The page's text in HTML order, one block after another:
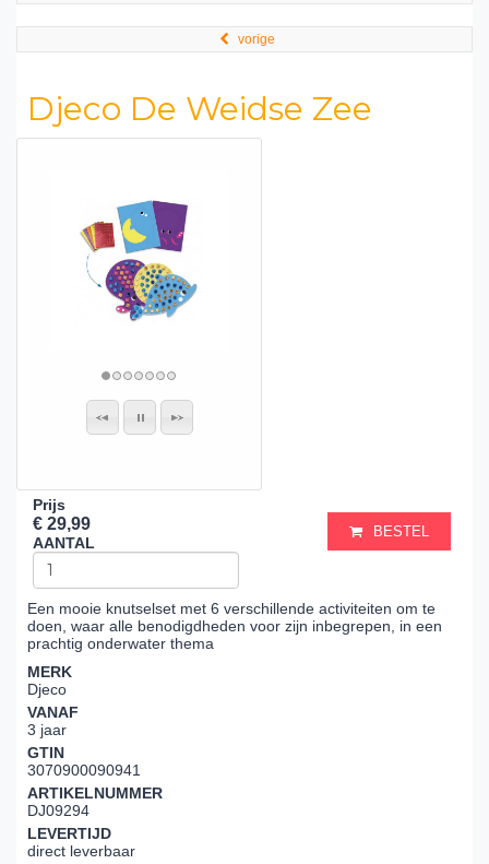
vorige
Djeco De Weidse Zee
Prijs
€ 29,99
AANTAL
BESTEL
Een mooie knutselset met 6 verschillende activiteiten om te
doen, waar alle benodigdheden voor zijn inbegrepen, in een
prachtig onderwater thema
MERK
Djeco
VANAF
3 jaar
GTIN
3070900090941
ARTIKELNUMMER
DJ09294
LEVERTIJD
direct leverbaar